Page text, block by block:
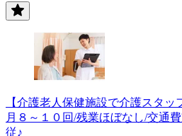
【介護老人保健施設で介護スタ
月８～１０回/残業ほぼなし/交通
従♪